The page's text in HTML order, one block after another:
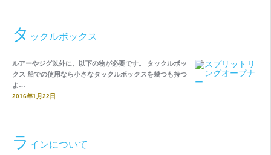
タ ックルボックス
ルアーやジグ以外に、以下の物が必要です。 タックルボッ
クス 船での使用なら小さなタックルボックスを幾つも持つ
よ…
2016年1月22日
ラ インについて